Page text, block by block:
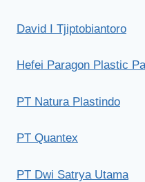
David I Tjiptobiantoro
Hefei Paragon Plastic
PT Natura Plastindo
PT Quantex
PT Dwi Satrya Utama